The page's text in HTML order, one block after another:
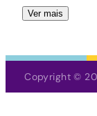
Ver mais
Copyright ©